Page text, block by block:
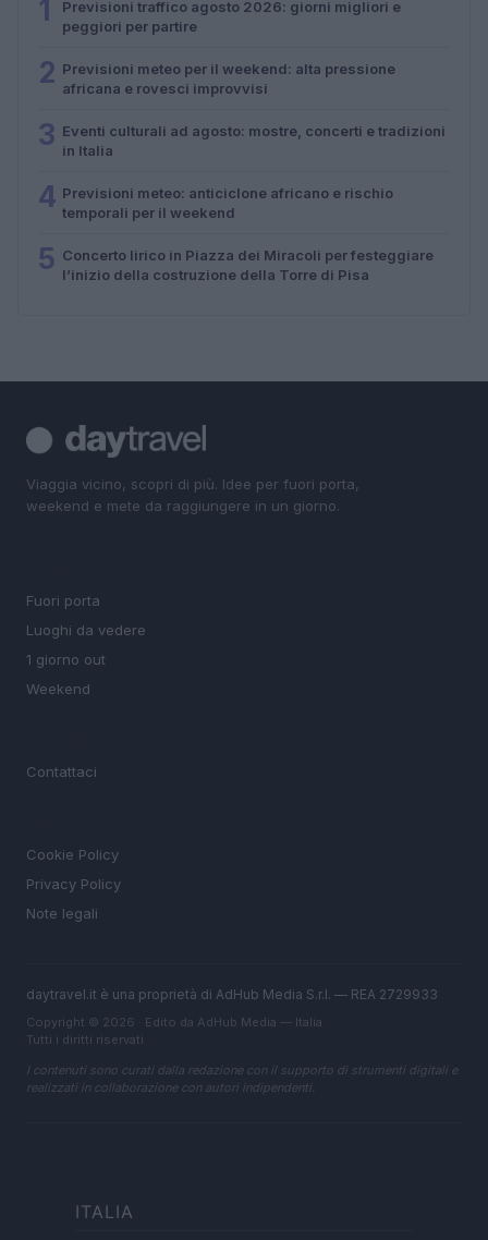
1
Previsioni traffico agosto 2026: giorni migliori e
peggiori per partire
2 Previsioni meteo per il weekend: alta pressione
africana e rovesci improvvisi
3 Eventi culturali ad agosto: mostre, concerti e tradizioni
in Italia
4 Previsioni meteo: anticiclone africano e rischio
temporali per il weekend
5 Concerto lirico in Piazza dei Miracoli per festeggiare
l’inizio della costruzione della Torre di Pisa
Viaggia vicino, scopri di più. Idee per fuori porta,
weekend e mete da raggiungere in un giorno.
Fuori porta
Luoghi da vedere
1 giorno out
Weekend
Contattaci
Cookie Policy
Privacy Policy
Note legali
daytravel.it è una proprietà di AdHub Media S.r.l. — REA 2729933
Copyright © 2026 · Edito da AdHub Media — Italia
Tutti i diritti riservati
I contenuti sono curati dalla redazione con il supporto di strumenti digitali e
realizzati in collaborazione con autori indipendenti.
ITALIA